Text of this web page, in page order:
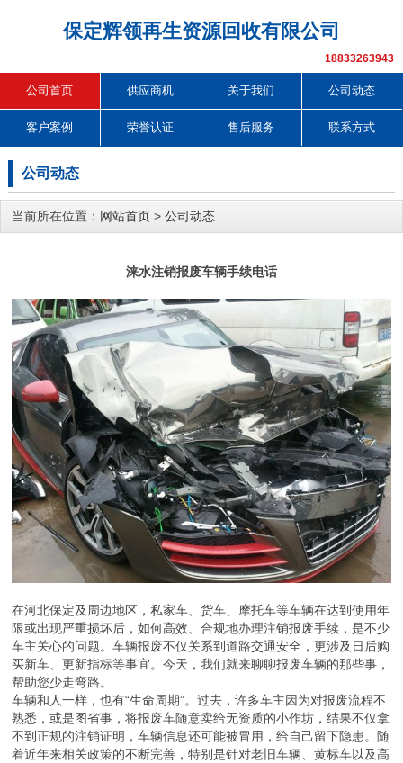
保定辉领再生资源回收有限公司
18833263943
公司首页 供应商机 关于我们 公司动态
客户案例 荣誉认证 售后服务 联系方式
公司动态
当前所在位置： 网站首页 > 公司动态
涞水注销报废车辆手续电话
在河北保定及周边地区，私家车、货车、摩托车等车辆在达到使用年
限或出现严重损坏后，如何高效、合规地办理注销报废手续，是不少
车主关心的问题。车辆报废不仅关系到道路交通安全，更涉及日后购
买新车、更新指标等事宜。今天，我们就来聊聊报废车辆的那些事，
帮助您少走弯路。
车辆和人一样，也有“生命周期”。过去，许多车主因为对报废流程不
熟悉，或是图省事，将报废车随意卖给无资质的小作坊，结果不仅拿
不到正规的注销证明，车辆信息还可能被冒用，给自己留下隐患。随
着近年来相关政策的不断完善，特别是针对老旧车辆、黄标车以及高